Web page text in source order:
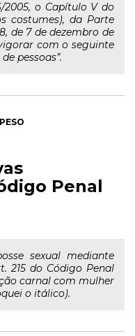
2005, o Capítulo V do
costumes), da Parte
de 7 de dezembro de
com o seguinte
pessoas”.
Penal
sexual mediante
215 do Código Penal
carnal com mulher
o itálico).